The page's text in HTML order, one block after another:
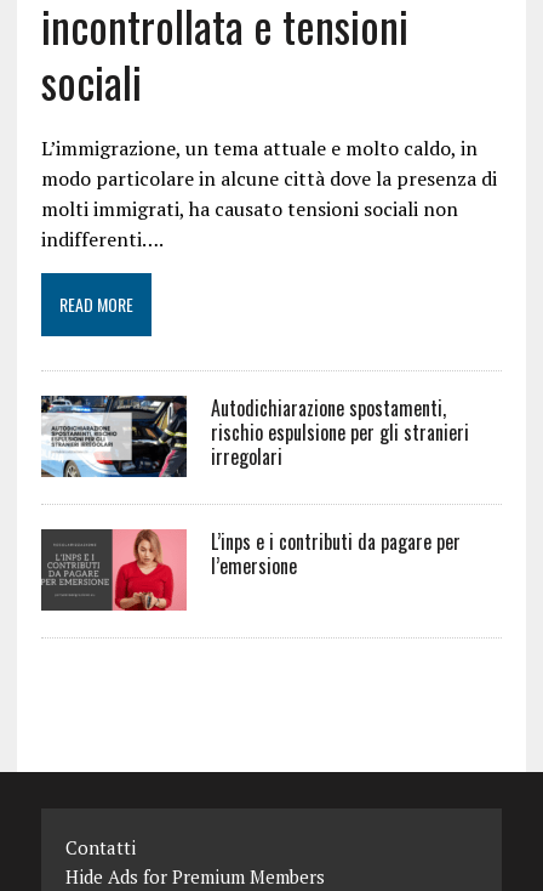
incontrollata e tensioni
sociali
L’immigrazione, un tema attuale e molto caldo, in
modo particolare in alcune città dove la presenza di
molti immigrati, ha causato tensioni sociali non
indifferenti….
READ MORE
Autodichiarazione spostamenti,
rischio espulsione per gli stranieri
irregolari
L’inps e i contributi da pagare per
l’emersione
Contatti
Hide Ads for Premium Members